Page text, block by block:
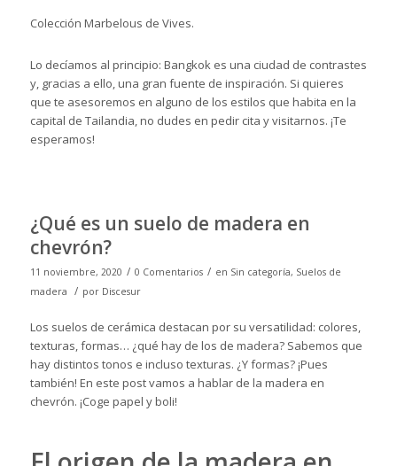
Colección Marbelous de Vives.
Lo decíamos al principio: Bangkok es una ciudad de contrastes
y, gracias a ello, una gran fuente de inspiración. Si quieres
que te asesoremos en alguno de los estilos que habita en la
capital de Tailandia, no dudes en pedir cita y visitarnos. ¡Te
esperamos!
¿Qué es un suelo de madera en
chevrón?
11 noviembre, 2020 / 0 Comentarios / en Sin categoría, Suelos de
madera
/ por Discesur
Los suelos de cerámica destacan por su versatilidad: colores,
texturas, formas… ¿qué hay de los de madera? Sabemos que
hay distintos tonos e incluso texturas. ¿Y formas? ¡Pues
también! En este post vamos a hablar de la madera en
chevrón. ¡Coge papel y boli!